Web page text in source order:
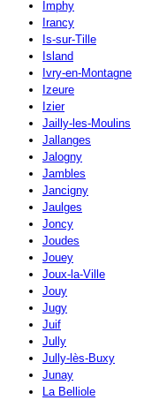
Imphy
Irancy
Is-sur-Tille
Island
Ivry-en-Montagne
Izeure
Izier
Jailly-les-Moulins
Jallanges
Jalogny
Jambles
Jancigny
Jaulges
Joncy
Joudes
Jouey
Joux-la-Ville
Jouy
Jugy
Juif
Jully
Jully-lès-Buxy
Junay
La Belliole